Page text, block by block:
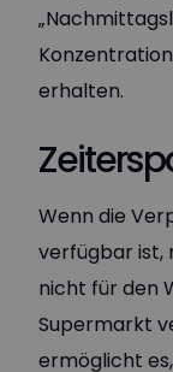
erhalten.
Wenn die
verfügbar ist,
nicht für den
Supermarkt
ermöglicht